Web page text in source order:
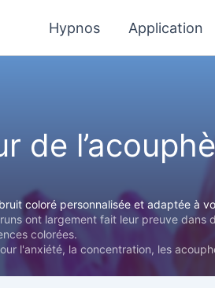
Hypnos Application
de
coloré personnalisée et adaptée à
ont largement fait leur preuve
colorées.
l'anxiété, la concentration, les